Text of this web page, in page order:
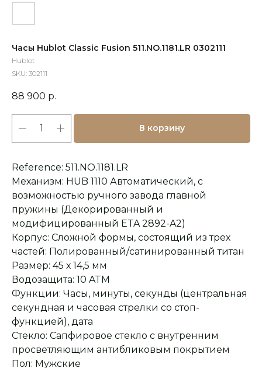
Часы Hublot Classic Fusion 511.NO.1181.LR 0302111
Hublot
SKU: 302111
88 900 р.
В корзину
Reference: 511.NO.1181.LR
Механизм: HUB 1110 Автоматический, с
возможностью ручного завода главной
пружины (Декорированный и
модифицированный ETA 2892-A2)
Корпус: Cложной формы, состоящий из трех
частей: Полированный/сатинированный титан
Размер: 45 х 14,5 мм
Водозащита: 10 ATM
Функции: Часы, минуты, секунды (центральная
секундная и часовая стрелки со стоп-
функцией), дата
Стекло: Сапфировое стекло с внутренним
просветляющим антибликовым покрытием
Пол: Мужские
Оплата при получении
Заказ опласивается
после примерки и и поможем с выбором